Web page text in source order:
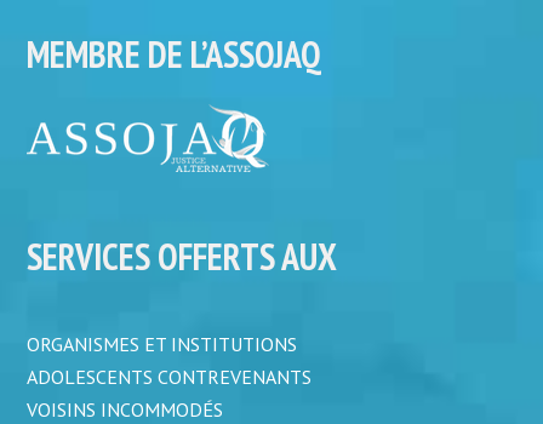
MEMBRE DE L’ASSOJAQ
SERVICES OFFERTS AUX
ORGANISMES ET INSTITUTIONS
ADOLESCENTS CONTREVENANTS
VOISINS INCOMMODÉS